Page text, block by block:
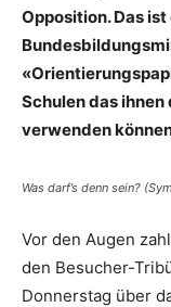
Opposition. Das
Schulen das
verwenden
Was darf’s denn sein?
Vor den Augen
den Besucher-
Donnerstag über